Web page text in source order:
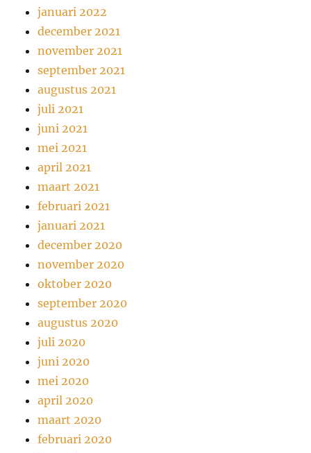
januari 2022
december 2021
november 2021
september 2021
augustus 2021
juli 2021
juni 2021
mei 2021
april 2021
maart 2021
februari 2021
januari 2021
december 2020
november 2020
oktober 2020
september 2020
augustus 2020
juli 2020
juni 2020
mei 2020
april 2020
maart 2020
februari 2020